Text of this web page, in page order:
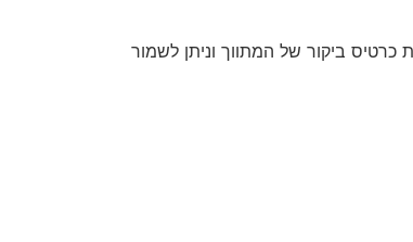
שם יש את כרטיס ביקור של המתווך וניתן לשמור